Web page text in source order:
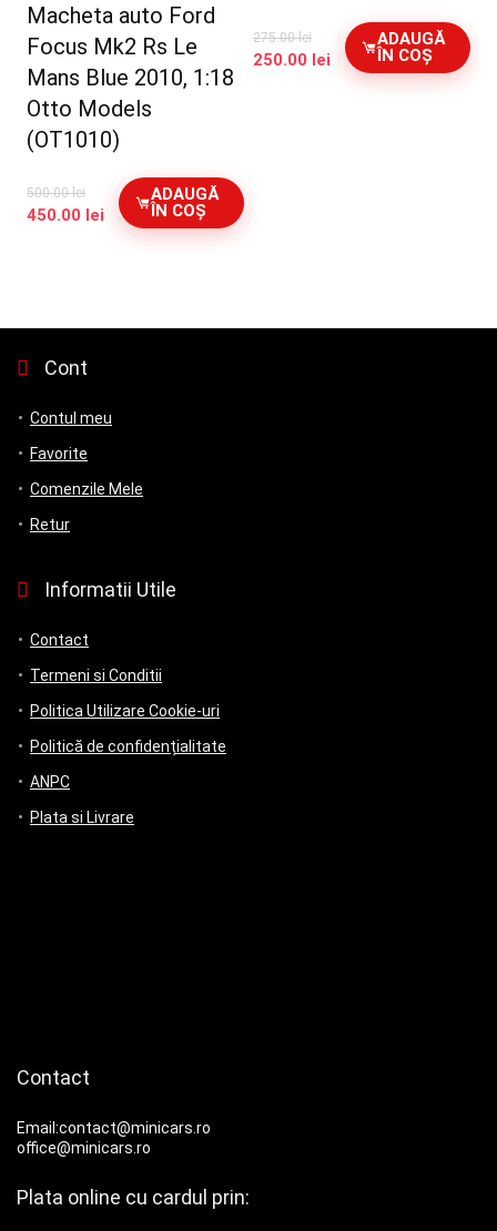
Macheta auto Ford
Focus Mk2 Rs Le
Mans Blue 2010, 1:18
Otto Models
(OT1010)
500.00lei
Prețul
450.00 lei Prețul
curent
ADAUGĂ
ÎN COȘ
275.00lei
Prețul
250.00 lei Prețul
curent
ADAUGĂ
ÎN COȘ
Cont
Contul meu
Favorite
Comenzile Mele
Retur
Informatii Utile
Contact
Termeni si Conditii
Politica Utilizare Cookie-uri
Politică de confidențialitate
ANPC
Plata si Livrare
Contact
Email:contact@minicars.ro
office@minicars.ro
Plata online cu cardul prin: